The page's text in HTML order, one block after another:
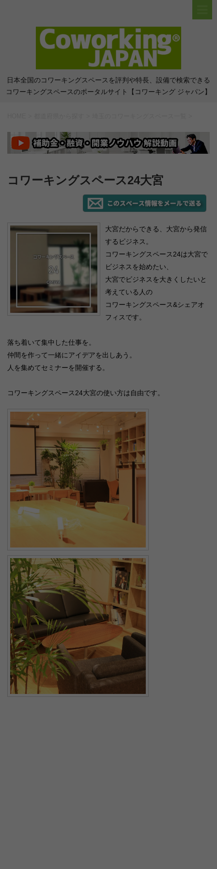
日本全国のコワーキングスペースを評判や特長、設備で検索できる
コワーキングスペースのポータルサイト【コワーキング ジャパン】
コワーキングスペース24大宮
大宮だからできる、大宮から発信
するビジネス。
コワーキングスペース24は大宮で
ビジネスを始めたい、
大宮でビジネスを大きくしたいと
考えている人の
コワーキングスペース&シェアオ
フィスです。
落ち着いて集中した仕事を。
仲間を作って一緒にアイデアを出しあう。
人を集めてセミナーを開催する。
コワーキングスペース24大宮の使い方は自由です。